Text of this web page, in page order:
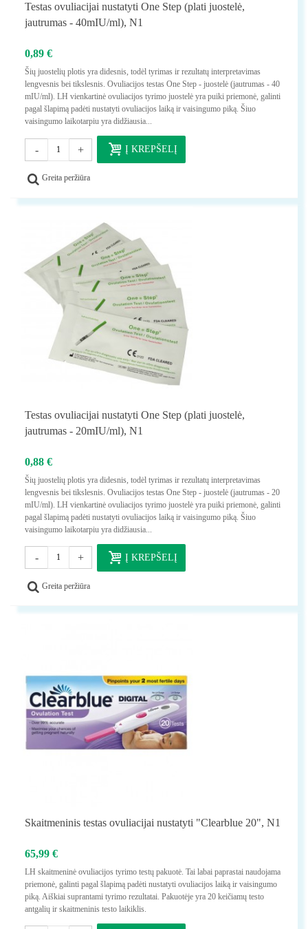
Testas ovuliacijai nustatyti One Step (plati juostelė,
jautrumas - 40mIU/ml), N1
0,89 €
Šių juostelių plotis yra didesnis, todėl tyrimas ir rezultatų interpretavimas
lengvesnis bei tikslesnis. Ovuliacijos testas One Step - juostelė (jautrumas - 40
mIU/ml). LH vienkartinė ovuliacijos tyrimo juostelė yra puiki priemonė, galinti
pagal šlapimą padėti nustatyti ovuliacijos laiką ir vaisingumo piką. Šiuo
vaisingumo laikotarpiu yra didžiausia...
- + Į KREPŠELĮ
Greita peržiūra
Testas ovuliacijai nustatyti One Step (plati juostelė,
jautrumas - 20mIU/ml), N1
0,88 €
Šių juostelių plotis yra didesnis, todėl tyrimas ir rezultatų interpretavimas
lengvesnis bei tikslesnis. Ovuliacijos testas One Step - juostelė (jautrumas - 20
mIU/ml). LH vienkartinė ovuliacijos tyrimo juostelė yra puiki priemonė, galinti
pagal šlapimą padėti nustatyti ovuliacijos laiką ir vaisingumo piką. Šiuo
vaisingumo laikotarpiu yra didžiausia...
- + Į KREPŠELĮ
Greita peržiūra
Skaitmeninis testas ovuliacijai nustatyti "Clearblue 20", N1
65,99 €
LH skaitmeninė ovuliacijos tyrimo testų pakuotė. Tai labai paprastai naudojama
priemonė, galinti pagal šlapimą padėti nustatyti ovuliacijos laiką ir vaisingumo
piką. Aiškiai suprantami tyrimo rezultatai. Pakuotėje yra 20 keičiamų testo
antgalių ir skaitmeninis testo laikiklis.